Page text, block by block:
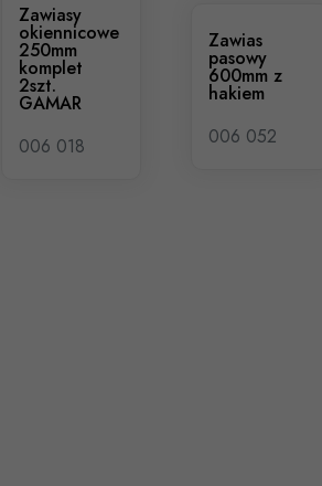
Zawiasy
okiennicowe
250mm
komplet
2szt.
GAMAR
006 018
Zawias
pasowy
600mm z
hakiem
006 052